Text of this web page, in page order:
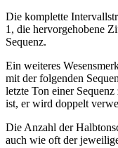
Die komplette
1, die hervorgehobene
Sequenz.
Ein weiteres
mit der folgenden
letzte Ton einer
ist, er wird doppelt
Die Anzahl der
auch wie oft der